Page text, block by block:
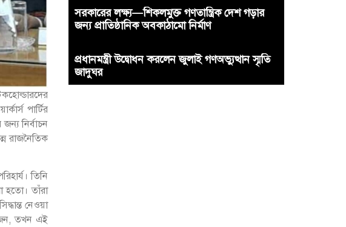
পার্টির
নির্বাচন
রাজনৈতিক
তিনি
হতো। তাঁরা
নেওয়া
তখন এই
সরকারের লক্ষ্য—শিকলমুক্ত গণতান্ত্রিক দেশ গড়ার
জন্য প্রাতিষ্ঠানিক অবকাঠামো নির্মাণ
প্রধানমন্ত্রী উদ্বোধন করলেন জুলাই গণঅভ্যুত্থান স্মৃতি
জাদুঘর